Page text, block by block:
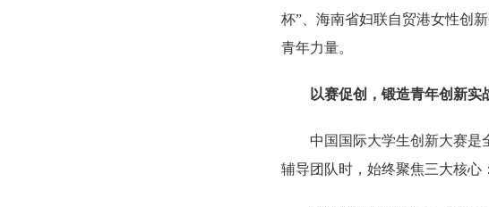
杯”、海南省妇联自贸港女性创
青年力量。
以赛促创，锻造青年创新实
中国国际大学生创新大赛是
辅导团队时，始终聚焦三大核心